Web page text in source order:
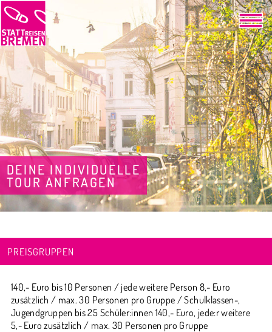
DEINE INDIVIDUELLE
TOUR ANFRAGEN
PREISGRUPPEN
140,- Euro bis 10 Personen / jede weitere Person 8,- Euro
zusätzlich / max. 30 Personen pro Gruppe / Schulklassen-,
Jugendgruppen bis 25 Schüler:innen 140,- Euro, jede:r weitere
5,- Euro zusätzlich / max. 30 Personen pro Gruppe